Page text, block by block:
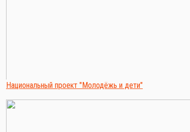
Национальный проект "Молодёжь и дети"